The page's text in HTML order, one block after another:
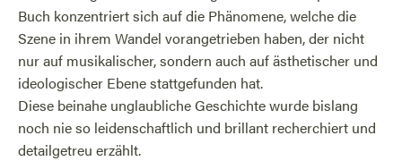
Buch konzentriert sich auf die Phänomene, welche die
Szene in ihrem Wandel vorangetrieben haben, der nicht
nur auf musikalischer, sondern auch auf ästhetischer und
ideologischer Ebene stattgefunden hat.
Diese beinahe unglaubliche Geschichte wurde bislang
noch nie so leidenschaftlich und brillant recherchiert und
detailgetreu erzählt.